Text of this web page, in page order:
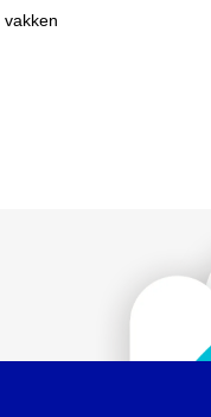
vakken